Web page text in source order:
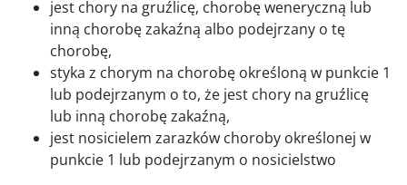
jest chory na gruźlicę, chorobę weneryczną lub
inną chorobę zakaźną albo podejrzany o tę
chorobę,
styka z chorym na chorobę określoną w punkcie 1
lub podejrzanym o to, że jest chory na gruźlicę
lub inną chorobę zakaźną,
jest nosicielem zarazków choroby określonej w
punkcie 1 lub podejrzanym o nosicielstwo